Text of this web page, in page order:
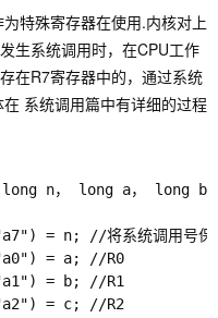
特殊寄存器在使用.内核对上
生系统调用时，在CPU工作
在R7寄存器中的，通过系统
系统调用篇中有详细的过程
n， long a， long b